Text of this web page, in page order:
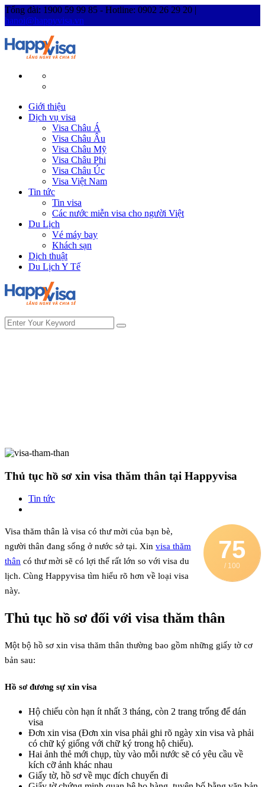
Tổng đài: 1900 59 99 85 - Hotline: 0902 26 29 20 |
hanoi@happyvisa.vn
Giới thiệu
Dịch vụ visa
Visa Châu Á
Visa Châu Âu
Visa Châu Mỹ
Visa Châu Phi
Visa Châu Úc
Visa Việt Nam
Tin tức
Tin visa
Các nước miễn visa cho người Việt
Du Lịch
Vé máy bay
Khách sạn
Dịch thuật
Du Lịch Y Tế
Thủ tục hồ sơ xin visa thăm thân tại Happyvisa
Tin tức
75
/ 100
Visa thăm thân là visa có thư mời của bạn bè,
người thân đang sống ở nước sở tại. Xin visa thăm
thân có thư mời sẽ có lợi thế rất lớn so với visa du
lịch. Cùng Happyvisa tìm hiểu rõ hơn về loại visa
này.
Thủ tục hồ sơ đối với visa thăm thân
Một bộ hồ sơ xin visa thăm thân thường bao gồm những giấy tờ cơ
bản sau:
Hồ sơ đương sự xin visa
Hộ chiếu còn hạn ít nhất 3 tháng, còn 2 trang trống để dán
visa
Đơn xin visa (Đơn xin visa phải ghi rõ ngày xin visa và phải
có chữ ký giống với chữ ký trong hộ chiếu).
Hai ảnh thẻ mới chụp, tùy vào mỗi nước sẽ có yêu cầu về
kích cỡ ảnh khác nhau
Giấy tờ, hồ sơ về mục đích chuyến đi